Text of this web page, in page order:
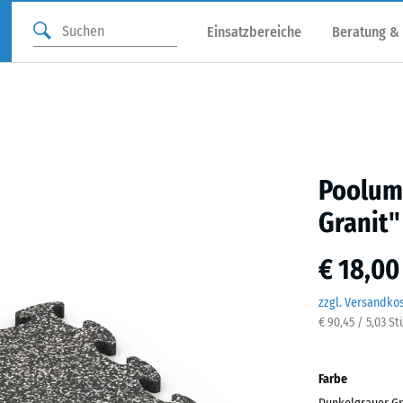
Einsatzbereiche Beratung &
Granit"
€
zzgl.
€ 90,45 / 5,03
Farbe